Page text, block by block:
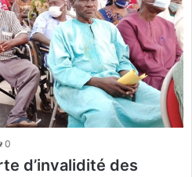
0
d’invalidité des